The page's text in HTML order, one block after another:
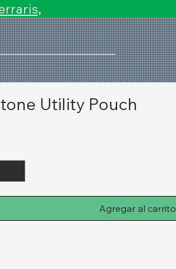
Utility Pouch
Agregar al carrito